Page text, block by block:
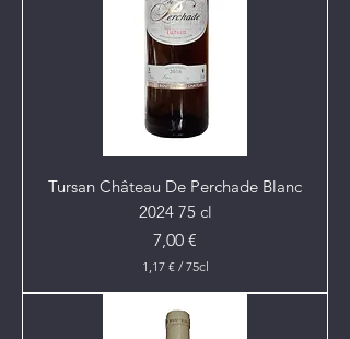
Tursan Château De Perchade Blanc
2024 75 cl
Prix
7,00 €
1,17 € /75cl
1